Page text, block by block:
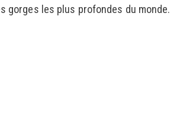
gorges les plus profondes du monde.